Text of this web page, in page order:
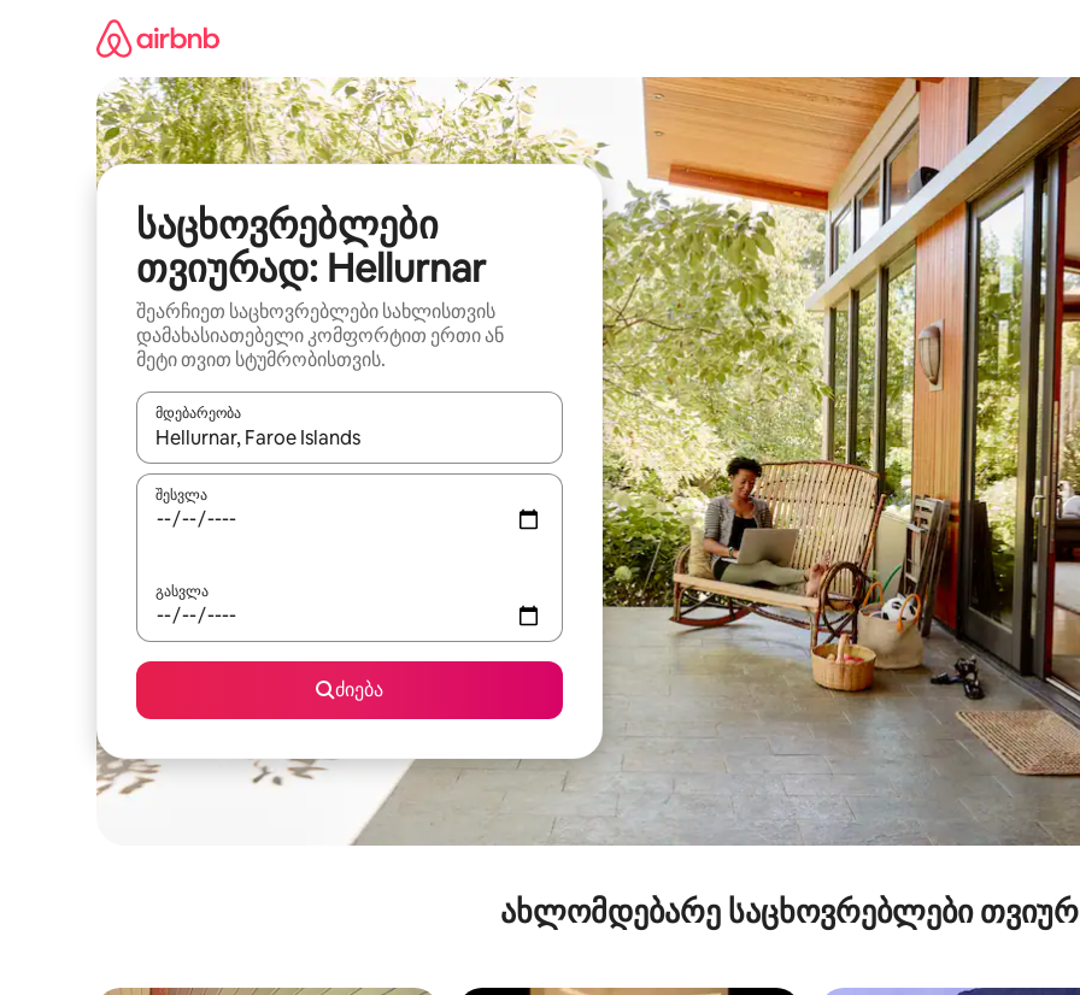
საცხოვრებლები
თვიურად: Hellurnar
შეარჩიეთ საცხოვრებლები სახლისთვის
დამახასიათებელი კომფორტით ერთი ან
მეტი თვით სტუმრობისთვის.
მდებარეობა
როცა შედეგები ხელმისაწვდომი გახდება, ნავიგაციისთვის გამოიყენეთ კლავიშები ზემოთ/ქვემოთ მიმართული ისრებით
შესვლა
გასვლა
ძიება
ახლომდებარე საცხოვრებლები